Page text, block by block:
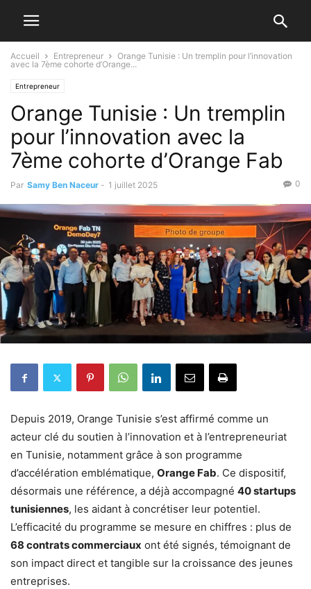
Accueil Entrepreneur
Orange Tunisie : Un tremplin pour l’innovation
avec la 7ème cohorte d’Orange...
Entrepreneur
Orange Tunisie : Un tremplin
pour l’innovation avec la
7ème cohorte d’Orange Fab
Par Samy Ben Naceur - 1 juillet 2025 0
Depuis 2019, Orange Tunisie s’est affirmé comme un
acteur clé du soutien à l’innovation et à l’entrepreneuriat
en Tunisie, notamment grâce à son programme
d’accélération emblématique, Orange Fab. Ce dispositif,
désormais une référence, a déjà accompagné 40 startups
tunisiennes, les aidant à concrétiser leur potentiel.
L’efficacité du programme se mesure en chiffres : plus de
68 contrats commerciaux ont été signés, témoignant de
son impact direct et tangible sur la croissance des jeunes
entreprises.